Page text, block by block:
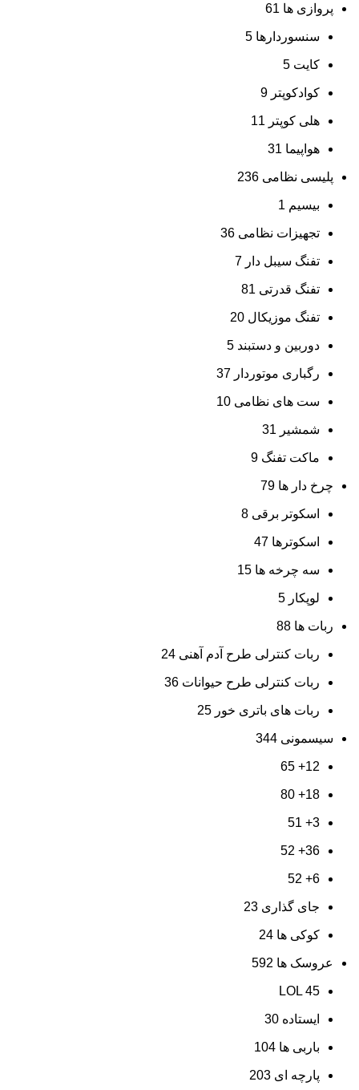
پروازی ها 61
سنسوردارها 5
کایت 5
کوادکوپتر 9
هلی کوپتر 11
هواپیما 31
پلیسی نظامی 236
بیسیم 1
تجهیزات نظامی 36
تفنگ سیبل دار 7
تفنگ قدرتی 81
تفنگ موزیکال 20
دوربین و دستبند 5
رگباری موتوردار 37
ست های نظامی 10
شمشیر 31
ماکت تفنگ 9
چرخ دار ها 79
اسکوتر برقی 8
اسکوترها 47
سه چرخه ها 15
لوپکار 5
ربات ها 88
ربات کنترلی طرح آدم آهنی 24
ربات کنترلی طرح حیوانات 36
ربات های باتری خور 25
سیسمونی 344
12+
65
18+
80
3+
51
36+
52
6+
52
جای گذاری 23
کوکی ها 24
عروسک ها 592
LOL 45
ایستاده 30
باربی ها 104
پارچه ای 203